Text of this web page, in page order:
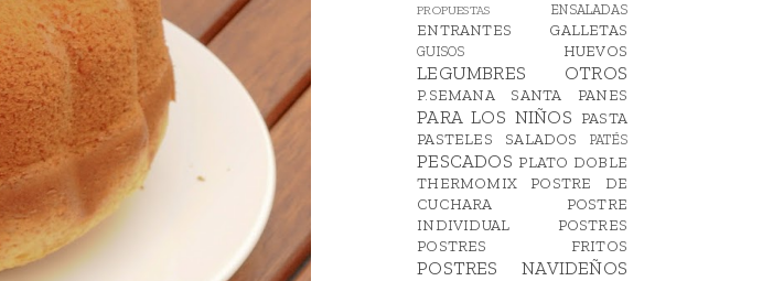
PROPUESTAS
ENSALADAS
ENTRANTES GALLETAS
GUISOS HUEVOS
LEGUMBRES OTROS
P.SEMANA SANTA PANES
PARA LOS NIÑOS PASTA
PASTELES SALADOS
PATÉS
PESCADOS PLATO DOBLE
THERMOMIX
POSTRE DE
CUCHARA
POSTRE
INDIVIDUAL
POSTRES
POSTRES FRITOS
POSTRES NAVIDEÑOS